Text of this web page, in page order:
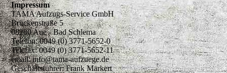
Impressum
TAMA Aufzugs-Service GmbH
Brückenstraße 5
08280 Aue - Bad Schlema
Telefon: 0049 (0) 3771-5652-0
Telefax: 0049 (0) 3771-5652-11
email: info@tama-aufzuege.de
Geschäftsführer: Frank Markert